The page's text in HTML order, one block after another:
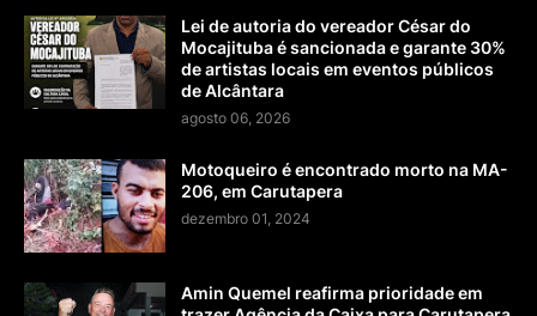
Lei de autoria do vereador César do
Mocajituba é sancionada e garante 30%
de artistas locais em eventos públicos
de Alcântara
agosto 06, 2026
Motoqueiro é encontrado morto na MA-
206, em Carutapera
dezembro 01, 2024
Amin Quemel reafirma prioridade em